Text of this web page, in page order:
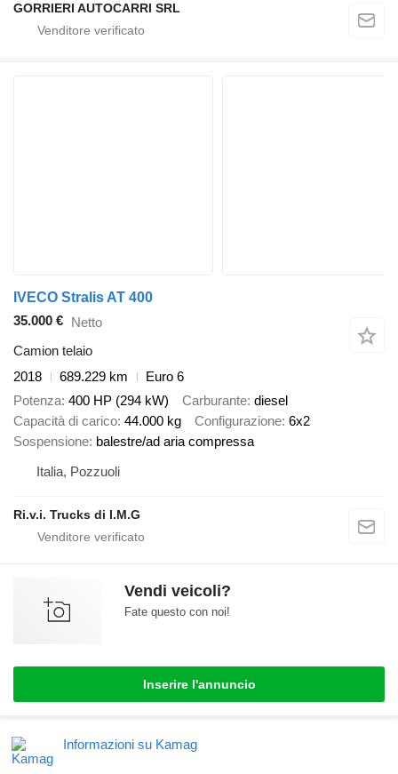
GORRIERI AUTOCARRI SRL
IVECO Stralis AT 400
35.000 € Netto
Camion telaio
2018
689.229 km
Euro 6
Potenza 400 HP (294 kW) Carburante diesel
Capacità di carico 44.000 kg Configurazione 6x2
Sospensione balestre/ad aria compressa
Italia, Pozzuoli
Ri.v.i. Trucks di I.M.G
Vendi veicoli?
Fate questo con noi!
Inserire l'annuncio
Informazioni su Kamag